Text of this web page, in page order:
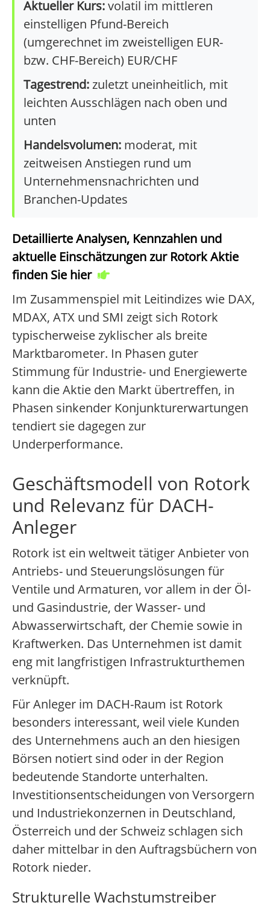
Aktueller Kurs:volatil im mittleren
einstelligen Pfund-Bereich
(umgerechnet im zweistelligen EUR-
bzw. CHF-Bereich) EUR/CHF
Tagestrend:zuletzt uneinheitlich, mit
leichten Ausschlägen nach oben und
unten
Handelsvolumen: moderat, mit
zeitweisen Anstiegen rund um
Unternehmensnachrichten und
Branchen-Updates
Detaillierte Analysen, Kennzahlen und
aktuelle Einschätzungen zur Rotork Aktie
finden Sie hier
Im Zusammenspiel mit Leitindizes wie DAX,
MDAX, ATX und SMI zeigt sich Rotork
typischerweise zyklischer als breite
Marktbarometer. In Phasen guter
Stimmung für Industrie- und Energiewerte
kann die Aktie den Markt übertreffen, in
Phasen sinkender Konjunkturerwartungen
tendiert sie dagegen zur
Underperformance.
Geschäftsmodell von Rotork
und Relevanz für DACH-
Anleger
Rotork ist ein weltweit tätiger Anbieter von
Antriebs- und Steuerungslösungen für
Ventile und Armaturen, vor allem in der Öl-
und Gasindustrie, der Wasser- und
Abwasserwirtschaft, der Chemie sowie in
Kraftwerken. Das Unternehmen ist damit
eng mit langfristigen Infrastrukturthemen
verknüpft.
Für Anleger im DACH-Raum ist Rotork
besonders interessant, weil viele Kunden
des Unternehmens auch an den hiesigen
Börsen notiert sind oder in der Region
bedeutende Standorte unterhalten.
Investitionsentscheidungen von Versorgern
und Industriekonzernen in Deutschland,
Österreich und der Schweiz schlagen sich
daher mittelbar in den Auftragsbüchern von
Rotork nieder.
Strukturelle Wachstumstreiber